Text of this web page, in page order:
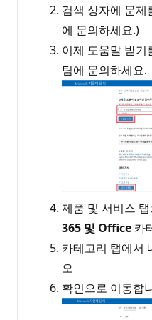
검색 상자에 문제
에 문의하세요.)
이제 도움말 받기
팀에 문의하세요.
제품 및 서비스
365 및 Office 카
카테고리 탭에서
오
확인으로 이동합